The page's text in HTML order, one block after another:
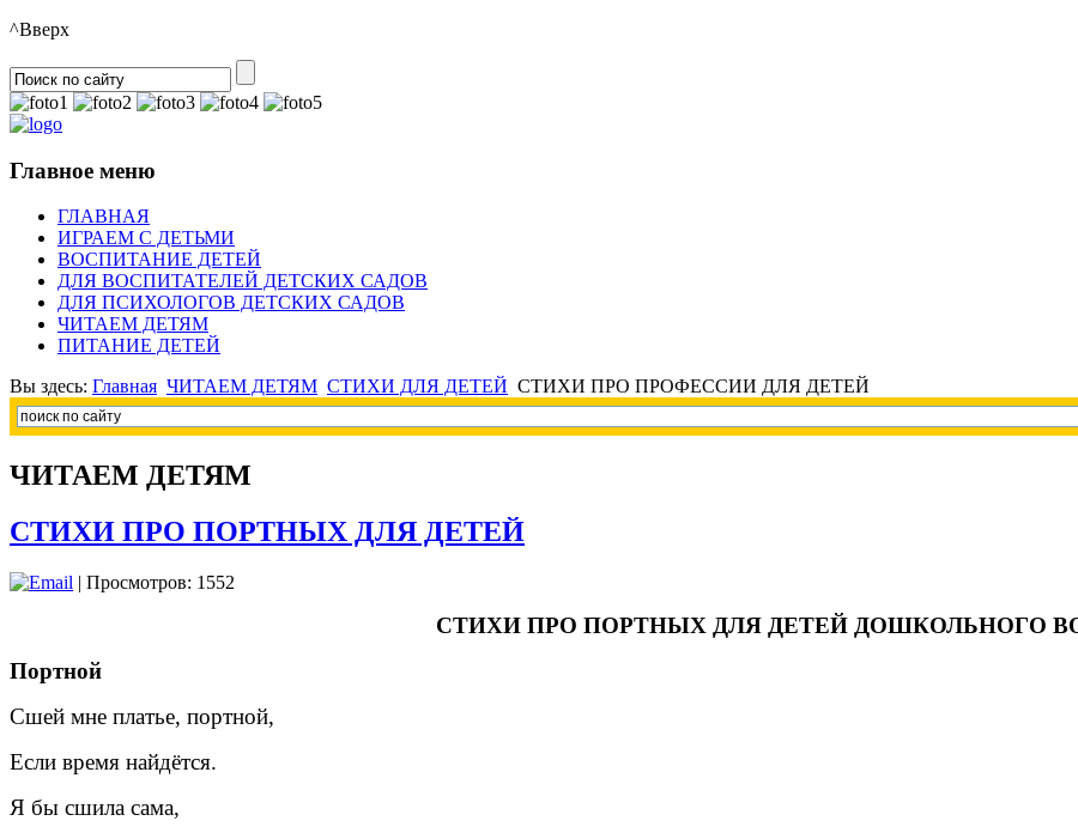
^Вверх
Главное меню
ГЛАВНАЯ
ИГРАЕМ С ДЕТЬМИ
ВОСПИТАНИЕ ДЕТЕЙ
ДЛЯ ВОСПИТАТЕЛЕЙ ДЕТСКИХ САДОВ
ДЛЯ ПСИХОЛОГОВ ДЕТСКИХ САДОВ
ЧИТАЕМ ДЕТЯМ
ПИТАНИЕ ДЕТЕЙ
Вы здесь: Главная ЧИТАЕМ ДЕТЯМ СТИХИ ДЛЯ ДЕТЕЙ СТИХИ ПРО ПРОФЕССИИ ДЛЯ ДЕТЕЙ
ЧИТАЕМ ДЕТЯМ
СТИХИ ПРО ПОРТНЫХ ДЛЯ ДЕТЕЙ
| Просмотров: 1552
СТИХИ ПРО ПОРТНЫХ ДЛЯ ДЕТЕЙ ДОШКОЛЬНОГО
Портной
Сшей мне платье, портной,
Если время найдётся.
Я бы сшила сама,